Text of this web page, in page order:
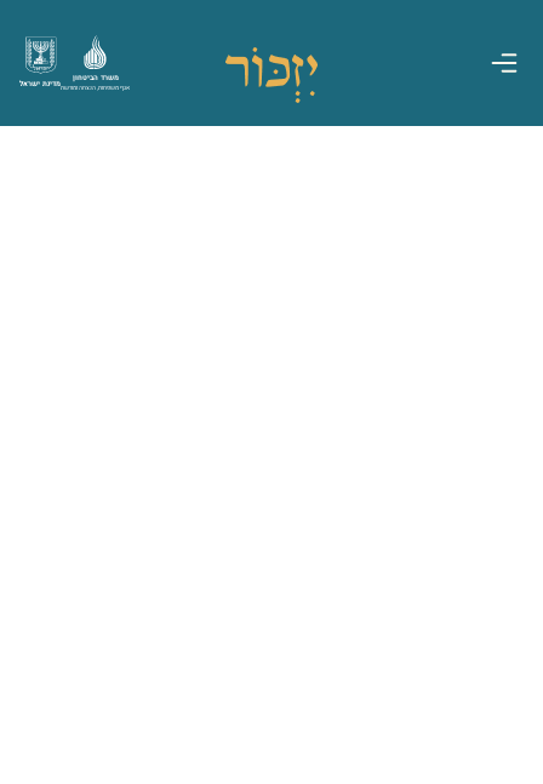
מדינת ישראל
משרד הביטחון
אגף משפחות, הנצחה ומורשת